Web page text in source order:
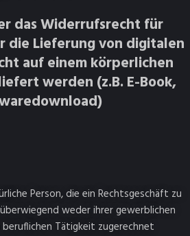
das Widerrufsrecht für
die Lieferung von digitalen
auf einem körperlichen
werden (z.B. E-Book,
Person, die ein Rechtsgeschäft zu
weder ihrer gewerblichen
Tätigkeit zugerechnet